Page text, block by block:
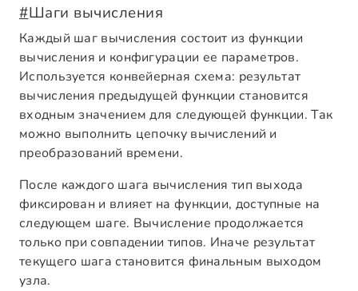
#Шаги вычисления
Каждый шаг вычисления состоит из функции
вычисления и конфигурации ее параметров.
Используется конвейерная схема: результат
вычисления предыдущей функции становится
входным значением для следующей функции. Так
можно выполнить цепочку вычислений и
преобразований времени.
После каждого шага вычисления тип выхода
фиксирован и влияет на функции, доступные на
следующем шаге. Вычисление продолжается
только при совпадении типов. Иначе результат
текущего шага становится финальным выходом
узла.